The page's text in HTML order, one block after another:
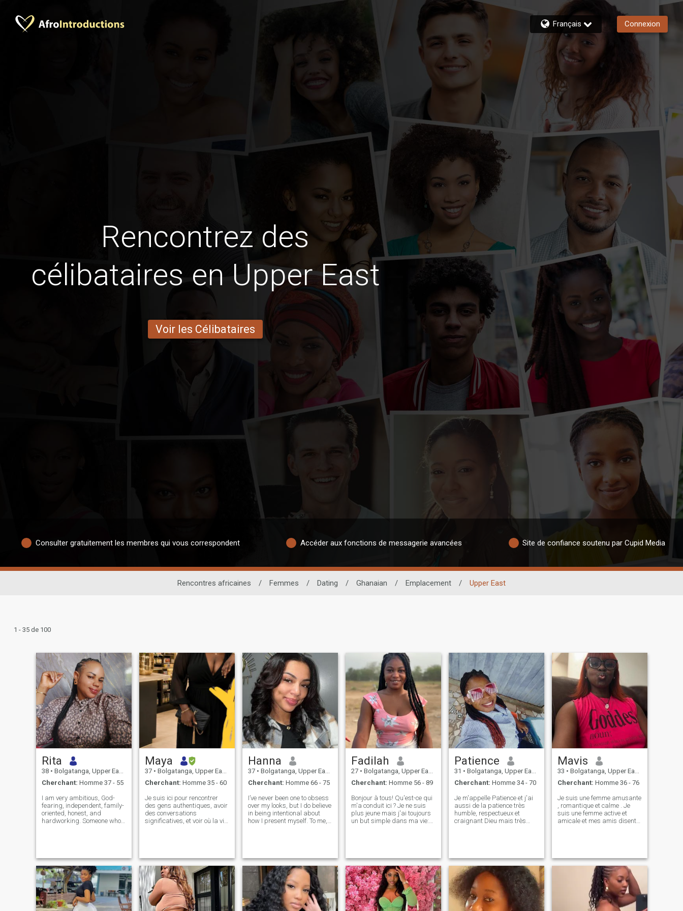
Français Connexion
Rencontrez des
célibataires en Upper East
Voir les Célibataires
Consulter gratuitement les membres qui vous correspondent Accéder aux fonctions de messagerie avancées Site de confiance soutenu par Cupid Media
Rencontres africaines / Femmes / Dating / Ghanaian / Emplacement / Upper East
1 - 35 de 100
Rita
38 • Bolgatanga, Upper East, Ghana
Cherchant: Homme 37 - 55
I am very ambitious, God-
fearing, independent, family-
oriented, honest, and
hardworking. Someone who
Christian home, so I don't do
phone sex or shar
Maya
37 • Bolgatanga, Upper East, Ghana
Cherchant: Homme 35 - 60
Je suis ici pour rencontrer
des gens authentiques, avoir
des conversations
significatives, et voir où la vie
suis ouvert à apprendre à
connaître les gens avec
sincérité et respect. Au-delà
de cela, je crois aussi que les
grandes opportunités
viennent souvent à travers
les gens que nous
Hanna
37 • Bolgatanga, Upper East, Ghana
Cherchant: Homme 66 - 75
I’ve never been one to obsess
over my looks, but I do believe
in being intentional about
how I present myself. To me,
keep my hair short an
Fadilah
27 • Bolgatanga, Upper East, Ghana
Cherchant: Homme 56 - 89
Bonjour à tous! Qu'est-ce qui
m'a conduit ici ? Je ne suis
plus jeune mais j'ai toujours
un but simple dans ma vie:
coeur. Je crois en l'amour et je
veux aimer et être aimé à
nouveau. J'aime voyager,
faire des œuvres de charité.
Je suis grand fan de livres,
donc quand j'ai du temps
libre - j'aime lire. Je suis
Patience
31 • Bolgatanga, Upper East, Ghana
Cherchant: Homme 34 - 70
Je m'appelle Patience et j'ai
aussi de la patience très
humble, respectueux et
craignant Dieu mais très
adaptable, aime les
nouvelles aventures, j'adore
voyager avec mon partenaire
s'il vous plaît si vous n'êtes
pas prêt à communiquer ou
à passer un appel vidéo s' il
vous plaît je suis dehors et
Mavis
33 • Bolgatanga, Upper East, Ghana
Cherchant: Homme 36 - 76
Je suis une femme amusante
, romantique et calme . Je
suis une femme active et
amicale et mes amis disent
ceux qui en ont besoin.
J'adore voyager et j'adore
cuisiner. J'aime les
promenades tranquilles
dans la nature. Loyauté ,
honnêteté et respect l'un de
l'autre sont importants pour